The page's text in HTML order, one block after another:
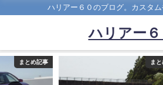
ハリアー６０のブログ。カスタム
ハリアー６